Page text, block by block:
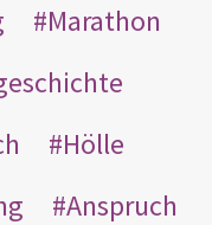
Marathon
Hölle
Anspruch